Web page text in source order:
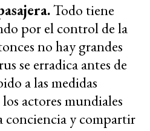
Todo tiene
por el control de la
no hay grandes
se erradica antes de
a las medidas
actores mundiales
conciencia y compartir